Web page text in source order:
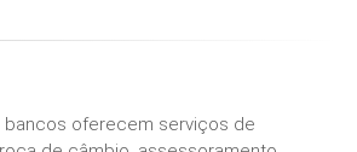
bancos oferecem serviços de